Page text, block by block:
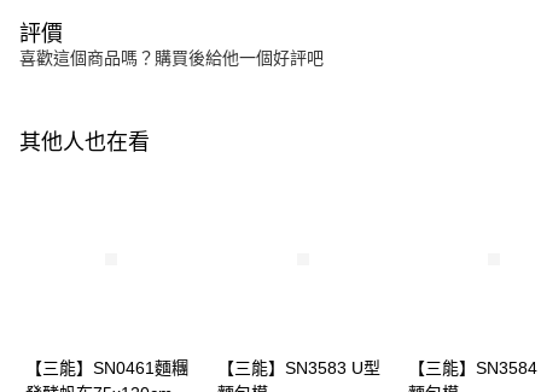
評價
喜歡這個商品嗎？購買後給他一個好評吧
其他人也在看
【三能】SN0461麵糰
【三能】SN3583 U型
【三能】